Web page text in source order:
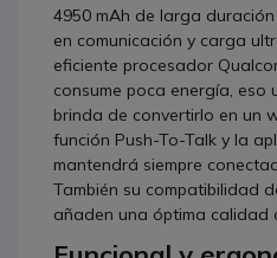
4950 mAh de larga
en comunicación y carga
eficiente procesador
consume poca energía,
brinda de convertirlo en un
función Push-To-Talk y la
mantendrá siempre
También su compatibilidad
añaden una óptima calidad